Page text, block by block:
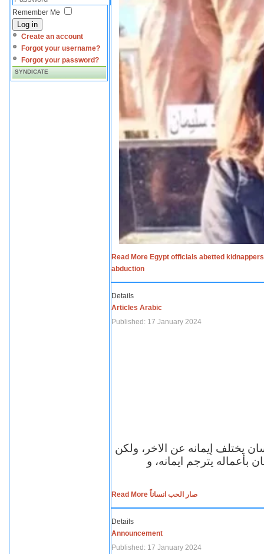
Remember Me
Log in
Create an account
Forgot your username?
Forgot your password?
SYNDICATE
Read More Egypt officials abetted
abduction
Details
Articles Arabic
Published: 17 January 2024
يختلف إيمانه عن الاخر، ولكن
بأعماله يترجم ايمانه، و
Read More صار الحب انساناً
Details
Announcement
Published: 17 January 2024